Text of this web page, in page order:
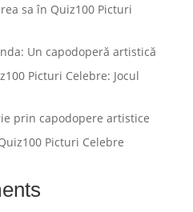
sa în Quiz100 Picturi
Un capodoperă artistică
Picturi Celebre: Jocul
prin capodopere artistice
Picturi Celebre